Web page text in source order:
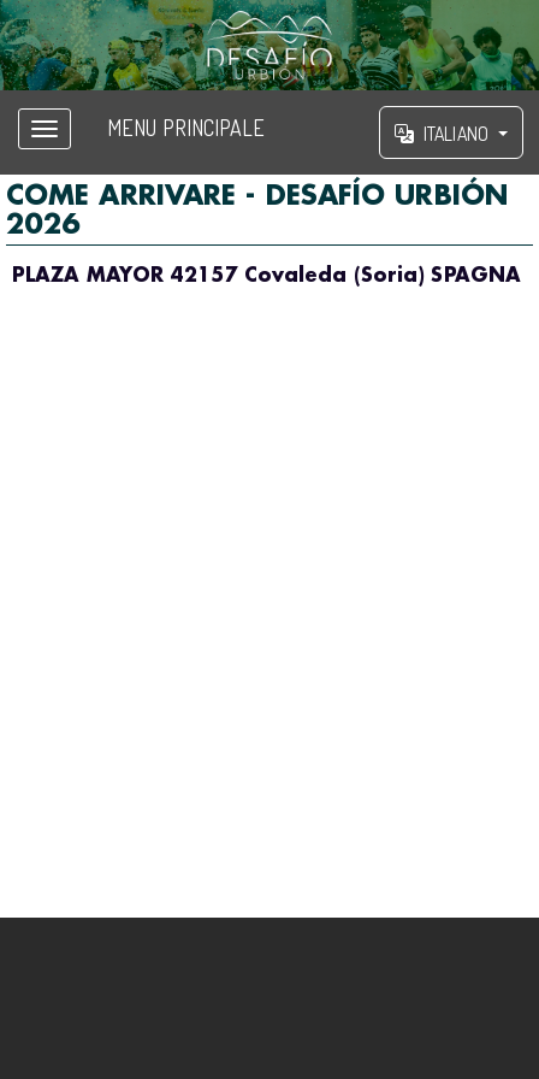
MENU PRINCIPALE ITALIANO
COME ARRIVARE - DESAFÍO URBIÓN
2026
PLAZA MAYOR 42157 Covaleda (Soria) SPAGNA